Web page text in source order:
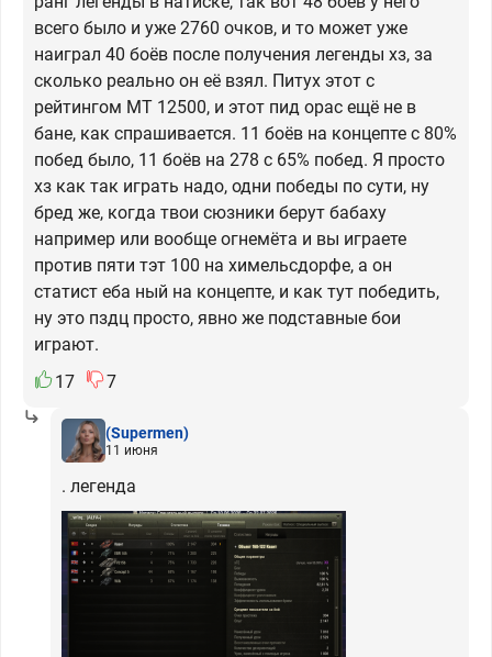
всего было и уже 2760 очков, и то может уже
наиграл 40 боёв после получения легенды хз, за
сколько реально он её взял. Питух этот с
рейтингом МТ 12500, и этот пид орас ещё не в
бане, как спрашивается. 11 боёв на концепте с 80%
побед было, 11 боёв на 278 с 65% побед. Я просто
хз как так играть надо, одни победы по сути, ну
бред же, когда твои сюзники берут бабаху
например или вообще огнемёта и вы играете
против пяти тэт 100 на химельсдорфе, а он
статист еба ный на концепте, и как тут победить,
ну это пздц просто, явно же подставные бои
играют.
17
7
(Supermen)
11 июня
. легенда